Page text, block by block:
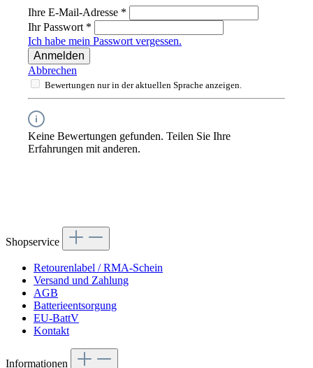
Ihre E-Mail-Adresse *
Ihr Passwort *
Ich habe mein Passwort vergessen.
Anmelden
Abbrechen
Bewertungen nur in der aktuellen Sprache anzeigen.
Keine Bewertungen gefunden. Teilen Sie Ihre
Erfahrungen mit anderen.
Shopservice
Retourenlabel / RMA-Schein
Versand und Zahlung
AGB
Batterieentsorgung
EU-BattV
Kontakt
Informationen